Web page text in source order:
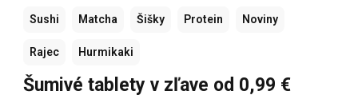
Sushi Matcha Šišky Protein Noviny
Rajec Hurmikaki
Šumivé tablety v zľave od 0,99 €